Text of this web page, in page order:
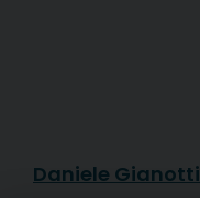
Daniele Gianotti